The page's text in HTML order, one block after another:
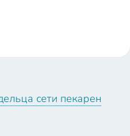
сети пекарен